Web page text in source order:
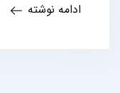
ادامه نوشته